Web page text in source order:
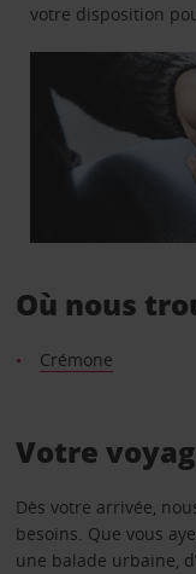
votre disposition
Où nous
Crémone
Votre
Dès votre arrivée,
besoins. Que vous
une balade urbaine,